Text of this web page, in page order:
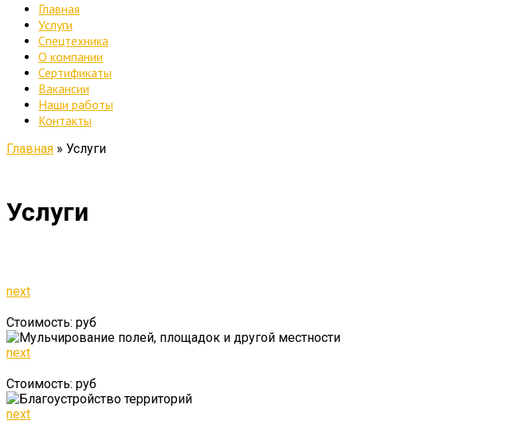
Главная
Услуги
Спецтехника
О компании
Сертификаты
Вакансии
Наши работы
Контакты
Главная » Услуги
Услуги
next
Стоимость: руб
next
Стоимость: руб
next